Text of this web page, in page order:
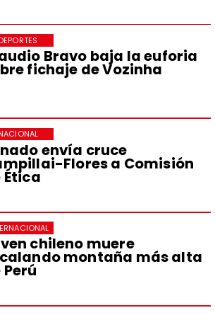
Bravo baja la euforia
fichaje de Vozinha
DEPORTES
envía cruce
Flores a Comisión
Ética
chileno muere
montaña más alta
Perú